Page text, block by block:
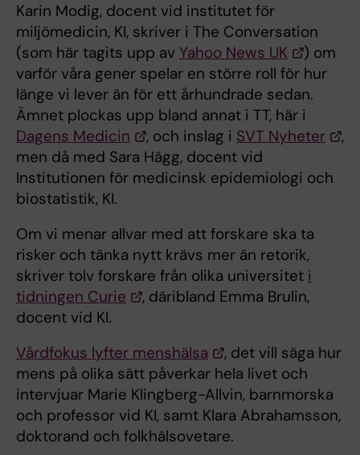
Karin Modig, docent vid institutet för
miljömedicin, KI, skriver i The Conversation
(som här tagits upp av Yahoo News UK
) om
varför våra gener spelar en större roll för hur
länge vi lever än för ett århundrade sedan.
Ämnet plockas upp bland annat i TT, här i
Dagens Medicin
, och inslag i SVT Nyheter
,
men då med Sara Hägg, docent vid
Institutionen för medicinsk epidemiologi och
biostatistik, KI.
Om vi menar allvar med att forskare ska ta
risker och tänka nytt krävs mer än retorik,
skriver tolv forskare från olika universitet i
tidningen Curie
, däribland Emma Brulin,
docent vid KI.
Vårdfokus lyfter menshälsa
, det vill säga hur
mens på olika sätt påverkar hela livet och
intervjuar Marie Klingberg-Allvin, barnmorska
och professor vid KI, samt Klara Abrahamsson,
doktorand och folkhälsovetare.